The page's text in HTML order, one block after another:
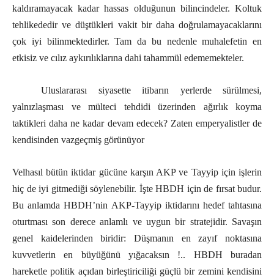
kaldıramayacak kadar hassas olduğunun bilincindeler. Koltuk
tehlikededir ve düştükleri vakit bir daha doğrulamayacaklarını
çok iyi bilinmektedirler. Tam da bu nedenle muhalefetin en
etkisiz ve cılız aykırılıklarına dahi tahammül edememekteler.
Uluslararası siyasette itibarın yerlerde sürülmesi,
yalnızlaşması ve mülteci tehdidi üzerinden ağırlık koyma
taktikleri daha ne kadar devam edecek? Zaten emperyalistler de
kendisinden vazgeçmiş görünüyor
Velhasıl bütün iktidar gücüne karşın AKP ve Tayyip için işlerin
hiç de iyi gitmediği söylenebilir. İşte HBDH için de fırsat budur.
Bu anlamda HBDH’nin AKP-Tayyip iktidarını hedef tahtasına
oturtması son derece anlamlı ve uygun bir stratejidir. Savaşın
genel kaidelerinden biridir: Düşmanın en zayıf noktasına
kuvvetlerin en büyüğünü yığacaksın !.. HBDH buradan
hareketle politik açıdan birleştiriciliği güçlü bir zemini kendisini